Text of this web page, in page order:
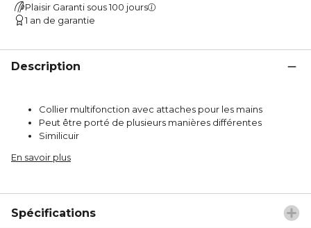
Plaisir Garanti sous 100 jours
1 an de garantie
Description
Collier multifonction avec attaches pour les mains
Peut être porté de plusieurs manières différentes
Similicuir
En savoir plus
Spécifications